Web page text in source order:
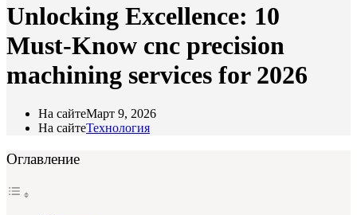
Unlocking Excellence: 10
Must-Know cnc precision
machining services for 2026
На сайтеМарт 9, 2026
На сайтеТехнология
Оглавление